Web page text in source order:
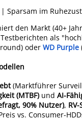
Sparsam im
den Markt (40+
als
oder WD Purple
(Marktführer
(MTBF) und AI-
90% Nutzer),
vs. Consumer-